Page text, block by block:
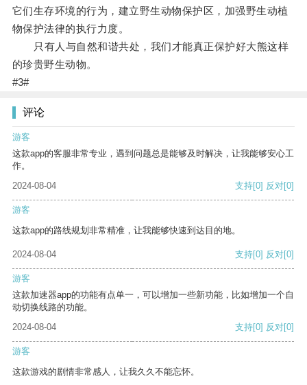
它们生存环境的行为，建立野生动物保护区，加强野生动植
物保护法律的执行力度。
只有人与自然和谐共处，我们才能真正保护好大熊这样
的珍贵野生动物。
#3#
评论
游客
这款app的客服非常专业，遇到问题总是能够及时解决，让我能够安心工
作。
2024-08-04
支持[0] 反对[0]
游客
这款app的路线规划非常精准，让我能够快速到达目的地。
2024-08-04 支持[0] 反对[0]
游客
这款加速器app的功能有点单一，可以增加一些新功能，比如增加一个自
动切换线路的功能。
2024-08-04
支持[0] 反对[0]
游客
这款游戏的剧情非常感人，让我久久不能忘怀。